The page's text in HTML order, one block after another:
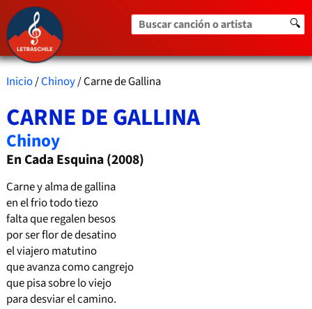
Buscar canción o artista 🔍
Inicio/Chinoy/ Carne de Gallina
CARNE DE GALLINA
Chinoy
En Cada Esquina (2008)
Carne y alma de gallina
en el frio todo tiezo
falta que regalen besos
por ser flor de desatino
el viajero matutino
que avanza como cangrejo
que pisa sobre lo viejo
para desviar el camino.